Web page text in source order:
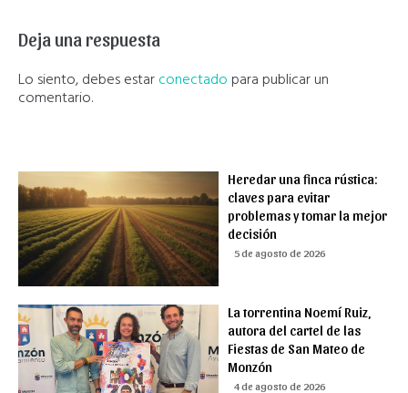
Deja una respuesta
Lo siento, debes estarconectado para publicar un
comentario.
Heredar una finca rústica:
claves para evitar
problemas y tomar la mejor
decisión
5 de agosto de 2026
La torrentina Noemí Ruiz,
autora del cartel de las
Fiestas de San Mateo de
Monzón
4 de agosto de 2026